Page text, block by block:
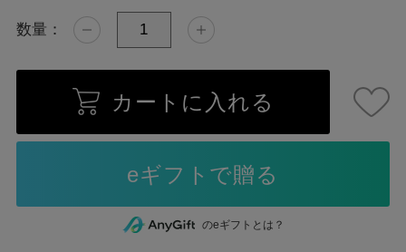
数量：
カートに入れる
のeギフトとは？